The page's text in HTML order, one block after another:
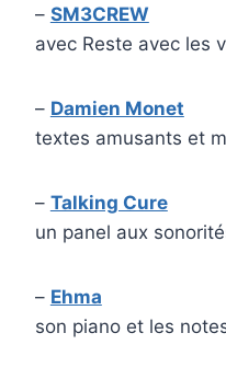
– SM3CREW
avec Reste avec les
– Damien Monet
textes amusants et
– Talking Cure
un panel aux
– Ehma
son piano et les